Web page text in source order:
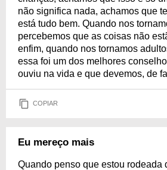
não significa nada, achamos que
está tudo bem. Quando nos
percebemos que as coisas não
enfim, quando nos tornamos
essa foi um dos melhores
ouviu na vida e que devemos, de
COPIAR
Eu mereço mais
Quando penso que estou rodeada